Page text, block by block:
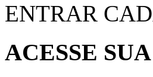
ENTRAR
ACESSE